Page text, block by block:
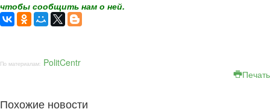
чтобы сообщить нам о ней.
По материалам: PolitCentr
Печать
Похожие новости